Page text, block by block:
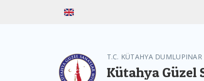
T.C. KÜTAHYA DUMLUPINAR
Kütahya Güzel